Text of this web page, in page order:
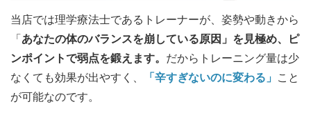
当店では理学療法士であるトレーナーが、姿勢や動きから
「 あなたの体のバランスを崩している原因」を見極め、ピ
ンポイントで弱点を鍛えます。 だからトレーニング量は少
なくても効果が出やすく、
「辛すぎないのに変わる」 こと
が可能なのです。